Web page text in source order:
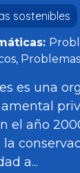
sostenibles
es una
el año
a...